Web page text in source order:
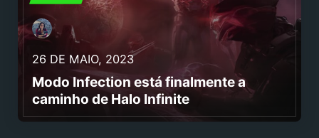
26 DE MAIO, 2023
Modo Infection está finalmente a
caminho de Halo Infinite